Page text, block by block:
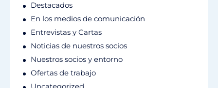
Destacados
En los medios de comunicación
Entrevistas y Cartas
Noticias de nuestros socios
Nuestros socios y entorno
Ofertas de trabajo